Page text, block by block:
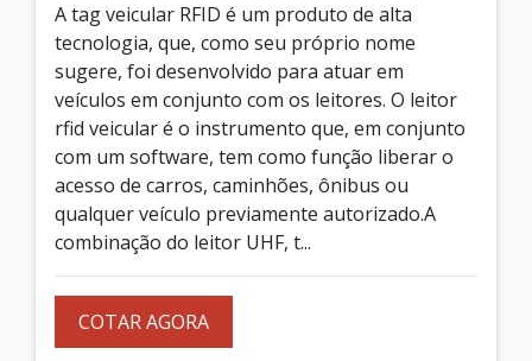
A tag veicular RFID é um produto de alta
tecnologia, que, como seu próprio nome
sugere, foi desenvolvido para atuar em
veículos em conjunto com os leitores. O leitor
rfid veicular é o instrumento que, em conjunto
com um software, tem como função liberar o
acesso de carros, caminhões, ônibus ou
qualquer veículo previamente autorizado.A
combinação do leitor UHF, t...
COTAR AGORA